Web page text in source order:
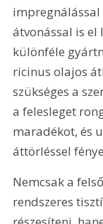
impregnálással
átvonással is el
különféle
ricinus olajos
szükséges a
a felesleget
maradékot, és
áttörléssel
Nemcsak a
rendszeres